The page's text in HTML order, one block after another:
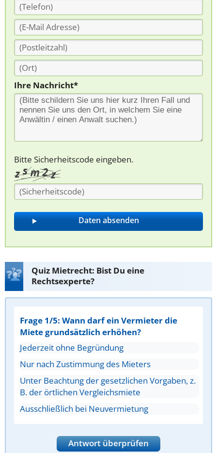
Ihre Nachricht*
Bitte Sicherheitscode eingeben.
Quiz Mietrecht: Bist Du eine
Rechtsexperte?
Frage 1/5: Wann darf ein Vermieter die
Miete grundsätzlich erhöhen?
Jederzeit ohne Begründung
Nur nach Zustimmung des Mieters
Unter Beachtung der gesetzlichen Vorgaben, z.
B. der örtlichen Vergleichsmiete
Ausschließlich bei Neuvermietung
Antwort überprüfen